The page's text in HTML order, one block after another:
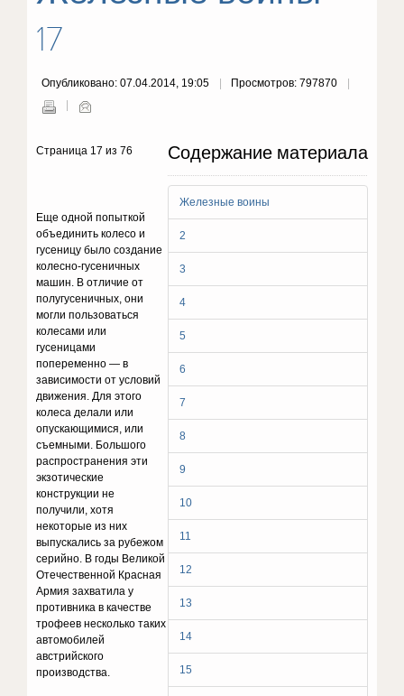
17
Опубликовано: 07.04.2014, 19:05 Просмотров: 797870
Содержание материала
Железные воины
2
3
4
5
6
7
8
9
10
11
12
13
14
15
Страница 17 из 76
Еще одной попыткой
объединить колесо и
гусеницу было создание
колесно-гусеничных
машин. В отличие от
полугусеничных, они
могли пользоваться
колесами или
гусеницами
попеременно — в
зависимости от условий
движения. Для этого
колеса делали или
опускающимися, или
съемными. Большого
распространения эти
экзотические
конструкции не
получили, хотя
некоторые из них
выпускались за рубежом
серийно. В годы Великой
Отечественной Красная
Армия захватила у
противника в качестве
трофеев несколько таких
автомобилей
австрийского
производства.